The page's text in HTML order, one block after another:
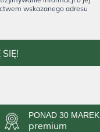
wskazanego adresu
PONAD 30 MAREK
premium